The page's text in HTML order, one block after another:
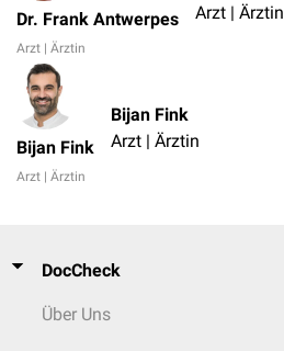
Dr. Frank Antwerpes
Arzt | Ärztin
Arzt | Ärztin
Bijan Fink
Arzt | Ärztin
Bijan Fink
Arzt | Ärztin
DocCheck
Über Uns